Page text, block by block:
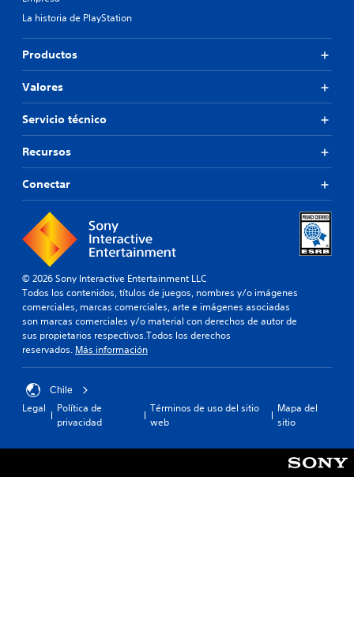
La historia de PlayStation
Productos
Valores
Servicio técnico
Recursos
Conectar
© 2026 Sony Interactive Entertainment LLC
Todos los contenidos, títulos de juegos, nombres y/o imágenes
comerciales, marcas comerciales, arte e imágenes asociadas
son marcas comerciales y/o material con derechos de autor de
sus propietarios respectivos.Todos los derechos
reservados. Más información
Chile
Legal
Política de
privacidad
Términos de uso del sitio
web
Mapa del
sitio